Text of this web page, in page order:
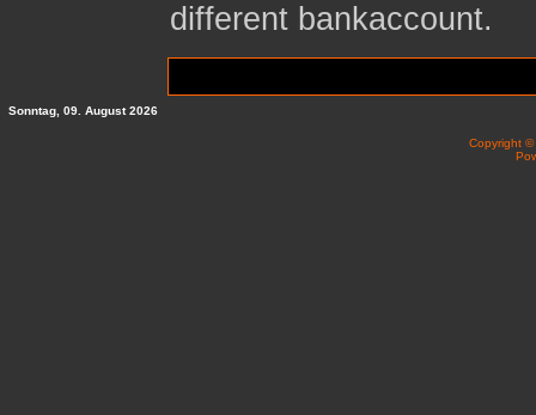
different bankaccount.
Sonntag, 09. August 2026
Copyright